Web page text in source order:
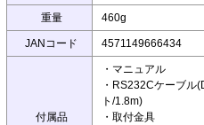
重量 460g
JANコード 4571149666434
付属品
・マニュアル
・RS232Cケーブ
ト/1.8m)
・取付金具